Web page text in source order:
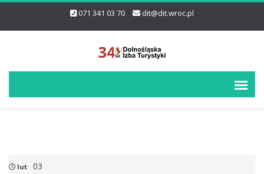
071 341 03 70 dit@dit.wroc.pl
lut 03